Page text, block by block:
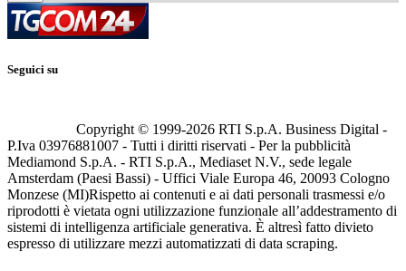
Seguici su
Copyright © 1999-2026 RTI S.p.A. Business Digital -
P.Iva 03976881007 - Tutti i diritti riservati - Per la pubblicità
Mediamond S.p.A. - RTI S.p.A., Mediaset N.V., sede legale
Amsterdam (Paesi Bassi) - Uffici Viale Europa 46, 20093 Cologno
Monzese (MI)Rispetto ai contenuti e ai dati personali trasmessi e/o
riprodotti è vietata ogni utilizzazione funzionale all’addestramento di
sistemi di intelligenza artificiale generativa. È altresì fatto divieto
espresso di utilizzare mezzi automatizzati di data scraping.